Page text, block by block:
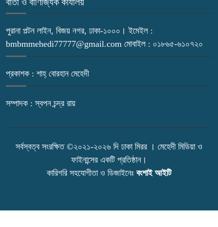
পুরানা পল্টন লাইন, বিজয় নগর, ঢাকা-১০০০। ইমেইল :
bmbmmehedi77777@gmail.com মোবাইল : ০১৮৬৫-৬১০৭২০
প্রকাশক : শাহ্ বোরহান মেহেদী
সম্পাদক : স্বপন চন্দ্র রায়
সর্বস্বত্ব সংরক্ষিত ©২০২১-২০২৬ দি ঢাকা মিরর । মেহেদী মিডিয়া ও
ফাইনান্সের একটি প্রতিষ্ঠান।
কারিগরি সহযোগীতা ও ডিজাইনেঃ বংশাই আইটি